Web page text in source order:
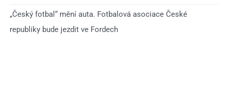
„Český fotbal“ mění auta. Fotbalová asociace České
republiky bude jezdit ve Fordech